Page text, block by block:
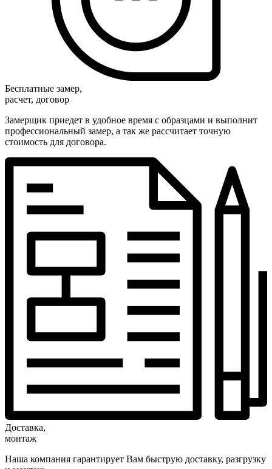
Бесплатные замер,
расчет, договор
Замерщик приедет в удобное время с образцами и выполнит
профессиональный замер, а так же рассчитает точную
стоимость для договора.
Доставка,
монтаж
Наша компания гарантирует Вам быструю доставку, разгрузку